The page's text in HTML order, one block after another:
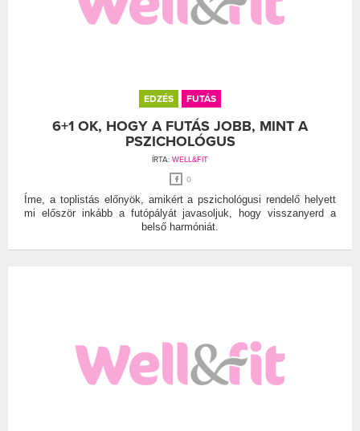
EDZÉS FUTÁS
6+1 OK, HOGY A FUTÁS JOBB, MINT A
PSZICHOLÓGUS
ÍRTA: WELL&FIT
0
Íme, a toplistás előnyök, amikért a pszichológusi rendelő helyett
mi először inkább a futópályát javasoljuk, hogy visszanyerd a
belső harmóniát.